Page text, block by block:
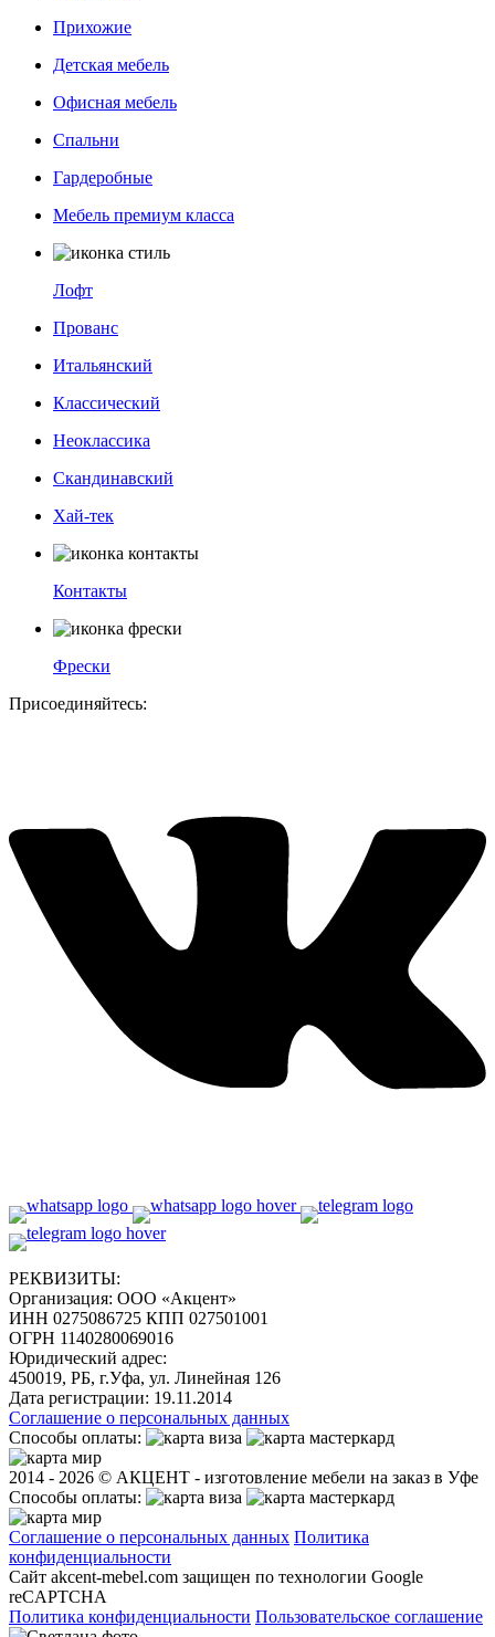
Прихожие
Детская мебель
Офисная мебель
Спальни
Гардеробные
Мебель премиум класса
Лофт
Прованс
Итальянский
Классический
Неоклассика
Скандинавский
Хай-тек
Контакты
Фрески
Присоединяйтесь:
РЕКВИЗИТЫ:
Организация: ООО «Акцент»
ИНН 0275086725 КПП 027501001
ОГРН 1140280069016
Юридический адрес:
450019, РБ, г.Уфа, ул. Линейная 126
Дата регистрации: 19.11.2014
Соглашение о персональных данных
Способы оплаты:
2014 - 2026 © АКЦЕНТ - изготовление мебели на заказ в Уфе
Способы оплаты:
Соглашение о персональных данных Политика
конфиденциальности
Сайт akcent-mebel.com защищен по технологии Google
reCAPTCHA
Политика конфиденциальности Пользовательское соглашение